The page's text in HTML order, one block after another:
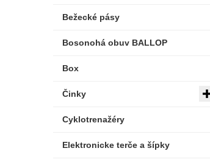
Bežecké pásy
Bosonohá obuv BALLOP
Box
Činky
Cyklotrenažéry
Elektronicke terče a šípky